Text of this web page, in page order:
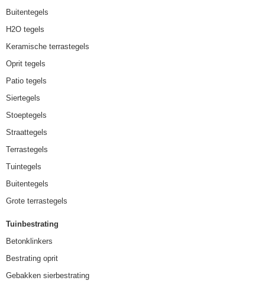
Buitentegels
H2O tegels
Keramische terrastegels
Oprit tegels
Patio tegels
Siertegels
Stoeptegels
Straattegels
Terrastegels
Tuintegels
Buitentegels
Grote terrastegels
Tuinbestrating
Betonklinkers
Bestrating oprit
Gebakken sierbestrating